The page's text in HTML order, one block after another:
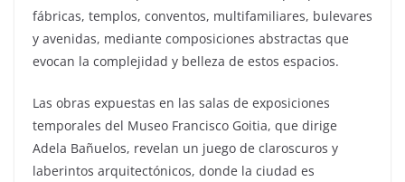
fábricas, templos, conventos, multifamiliares, bulevares
y avenidas, mediante composiciones abstractas que
evocan la complejidad y belleza de estos espacios.
Las obras expuestas en las salas de exposiciones
temporales del Museo Francisco Goitia, que dirige
Adela Bañuelos, revelan un juego de claroscuros y
laberintos arquitectónicos, donde la ciudad es